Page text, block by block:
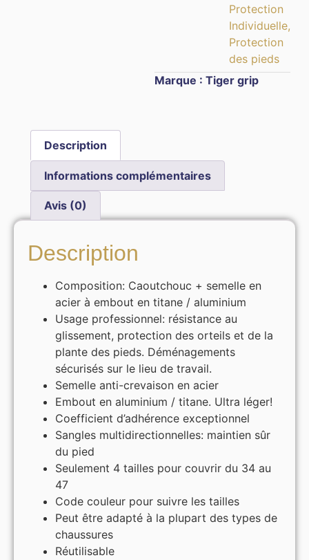
Protection
Individuelle,
Protection
des pieds
Marque : Tiger grip
Description
Informations complémentaires
Avis (0)
Description
Composition: Caoutchouc + semelle en
acier à embout en titane / aluminium
Usage professionnel: résistance au
glissement, protection des orteils et de la
plante des pieds. Déménagements
sécurisés sur le lieu de travail.
Semelle anti-crevaison en acier
Embout en aluminium / titane. Ultra léger!
Coefficient d’adhérence exceptionnel
Sangles multidirectionnelles: maintien sûr
du pied
Seulement 4 tailles pour couvrir du 34 au
47
Code couleur pour suivre les tailles
Peut être adapté à la plupart des types de
chaussures
Réutilisable